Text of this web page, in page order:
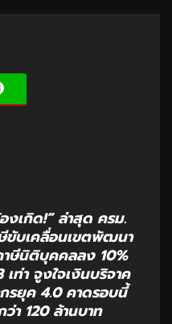
งเกิด!” ล่าสุด ครม.
ขับเคลื่อนเขตพัฒนา
ษีนิติบุคคลลง 10%
ท่า จูงใจเงินบริจาค
รยุค 4.0 คาดรอบนี้
า 120 ล้านบาท